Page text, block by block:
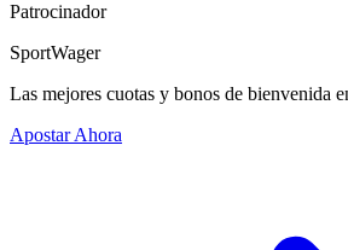
Patrocinador
SportWager
Las mejores cuotas y bonos de bienvenida
Apostar Ahora